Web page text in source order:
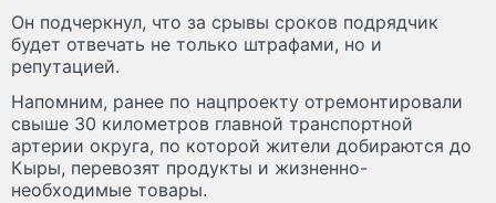
Он подчеркнул, что за срывы сроков подрядчик
будет отвечать не только штрафами, но и
репутацией.
Напомним, ранее по нацпроекту отремонтировали
свыше 30 километров главной транспортной
артерии округа, по которой жители добираются до
Кыры, перевозят продукты и жизненно-
необходимые товары.